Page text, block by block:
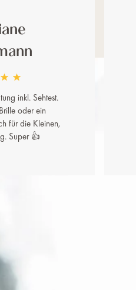
inkl. Sehtest.
oder ein
für die Kleinen,
Super 👍